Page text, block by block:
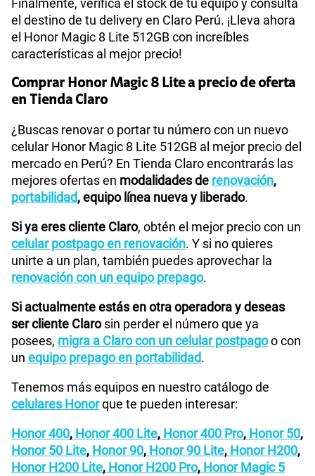
Finalmente, verifica el stock de tu equipo y consulta
el destino de tu delivery en Claro Perú. ¡Lleva ahora
el Honor Magic 8 Lite 512GB con increíbles
características al mejor precio!
Comprar Honor Magic 8 Lite a precio de oferta
en Tienda Claro
¿Buscas renovar o portar tu número con un nuevo
celular Honor Magic 8 Lite 512GB al mejor precio del
mercado en Perú? En Tienda Claro encontrarás las
mejores ofertas en modalidades de renovación,
portabilidad, equipo línea nueva y liberado.
Si ya eres cliente Claro, obtén el mejor precio con un
celular postpago en renovación. Y si no quieres
unirte a un plan, también puedes aprovechar la
renovación con un equipo prepago.
Si actualmente estás en otra operadora y deseas
ser cliente Clarosin perder el número que ya
posees, migra a Claro con un celular postpagoo con
un equipo prepago en portabilidad.
Tenemos más equipos en nuestro catálogo de
celulares Honorque te pueden interesar:
Honor 400, Honor 400 Lite, Honor 400 Pro, Honor 50,
Honor 50 Lite, Honor 90, Honor 90 Lite, Honor H200,
Honor H200 Lite, Honor H200 Pro, Honor Magic 5